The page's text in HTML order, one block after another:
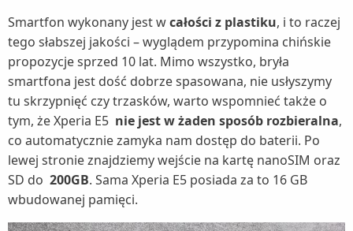
Smartfon wykonany jest wcałości z plastiku, i to raczej
tego słabszej jakości – wyglądem przypomina chińskie
propozycje sprzed 10 lat. Mimo wszystko, bryła
smartfona jest dość dobrze spasowana, nie usłyszymy
tu skrzypnięć czy trzasków, warto wspomnieć także o
tym, że Xperia E5 nie jest w żaden sposób rozbieralna,
co automatycznie zamyka nam dostęp do baterii. Po
lewej stronie znajdziemy wejście na kartę nanoSIM oraz
SD do 200GB. Sama Xperia E5 posiada za to 16 GB
wbudowanej pamięci.